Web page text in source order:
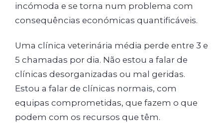
incómoda e se torna num problema com
consequências económicas quantificáveis.
Uma clínica veterinária média perde entre 3 e
5 chamadas por dia. Não estou a falar de
clínicas desorganizadas ou mal geridas.
Estou a falar de clínicas normais, com
equipas comprometidas, que fazem o que
podem com os recursos que têm.